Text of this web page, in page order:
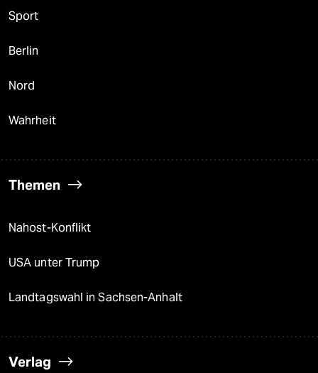
Sport
Berlin
Nord
Wahrheit
Themen
Nahost-Konflikt
USA unter Trump
Landtagswahl in Sachsen-Anhalt
Verlag